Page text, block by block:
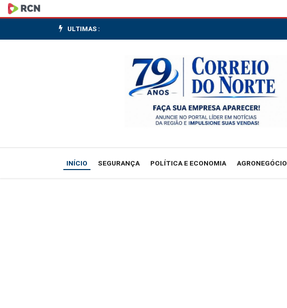
Câmara
aprova
reduz
ULTIMAS :
INÍCIO SEGURANÇA POLÍTICA E ECONOMIA AGRONEGÓCIO